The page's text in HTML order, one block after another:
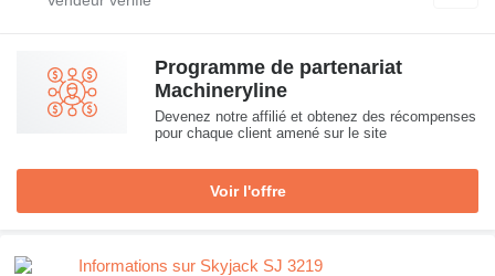
Programme de partenariat
Machineryline
Devenez notre affilié et obtenez des récompenses
pour chaque client amené sur le site
Voir l'offre
Informations sur Skyjack SJ 3219